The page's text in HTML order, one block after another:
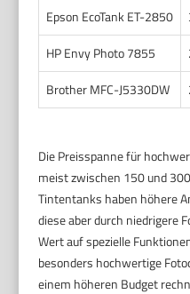
Epson EcoTank ET-2850
HP Envy Photo 7855
Brother MFC-J5330DW
Die Preisspanne für
meist zwischen 150 und
Tintentanks haben höhere
diese aber durch niedrigere
Wert auf spezielle
besonders hochwertige
einem höheren Budget